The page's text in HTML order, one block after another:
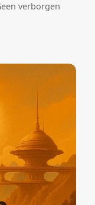
verborgen